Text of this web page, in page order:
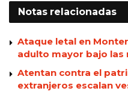
Notas relacionadas
Ataque letal en
adulto mayor bajo las
Atentan contra el
extranjeros escalan